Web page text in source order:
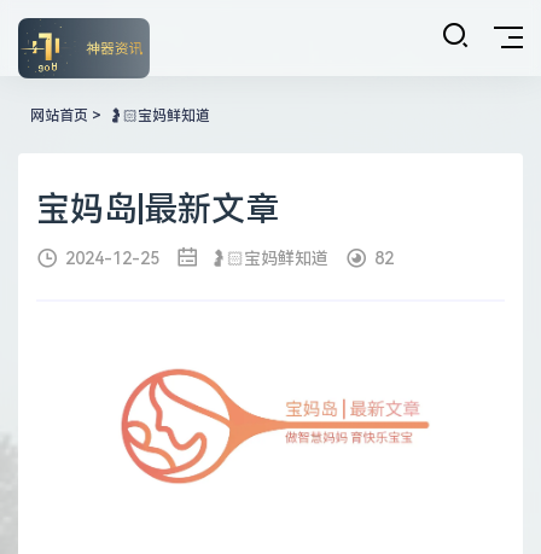
网站首页 > 🤰🏻宝妈鲜知道
宝妈岛|最新文章
2024-12-25 🤰🏻宝妈鲜知道 82